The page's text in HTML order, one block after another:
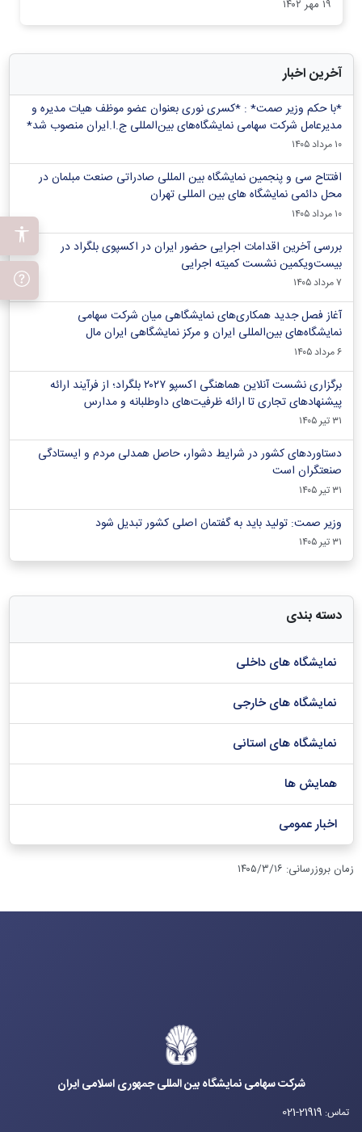
۱۹ مهر ۱۴۰۲
آخرین اخبار
*با حکم وزیر صمت* : *کسری نوری بعنوان عضو موظف هیات مدیره و
مدیرعامل شرکت سهامی نمایشگاه‌های بین‌المللی ج.ا.ایران منصوب شد*
۱۰ مرداد ۱۴۰۵
افتتاح سی و پنجمین نمایشگاه بین المللی صادراتی صنعت مبلمان در
محل دائمی نمایشگاه های بین المللی تهران
۱۰ مرداد ۱۴۰۵
بررسی آخرین اقدامات اجرایی حضور ایران در اکسپوی بلگراد در
بیست‌ویکمین نشست کمیته اجرایی
۷ مرداد ۱۴۰۵
آغاز فصل جدید همکاری‌های نمایشگاهی میان شرکت سهامی
نمایشگاه‌های بین‌المللی ایران و مرکز نمایشگاهی ایران‌ مال
۶ مرداد ۱۴۰۵
برگزاری نشست آنلاین هماهنگی اکسپو ۲۰۲۷ بلگراد؛ از فرآیند ارائه
پیشنهادهای تجاری تا ارائه ظرفیت‌های داوطلبانه و مدارس
۳۱ تیر ۱۴۰۵
دستاوردهای کشور در شرایط دشوار، حاصل همدلی مردم و ایستادگی
صنعتگران است
۳۱ تیر ۱۴۰۵
وزیر صمت: تولید باید به گفتمان اصلی کشور تبدیل شود
۳۱ تیر ۱۴۰۵
دسته بندی
نمایشگاه های داخلی
نمایشگاه های خارجی
نمایشگاه های استانی
همایش ها
اخبار عمومی
زمان بروزرسانی: ۱۴۰۵/۳/۱۶
شرکت سهامی نمایشگاه بین المللی جمهوری اسلامی ایران
تماس:
021-21919